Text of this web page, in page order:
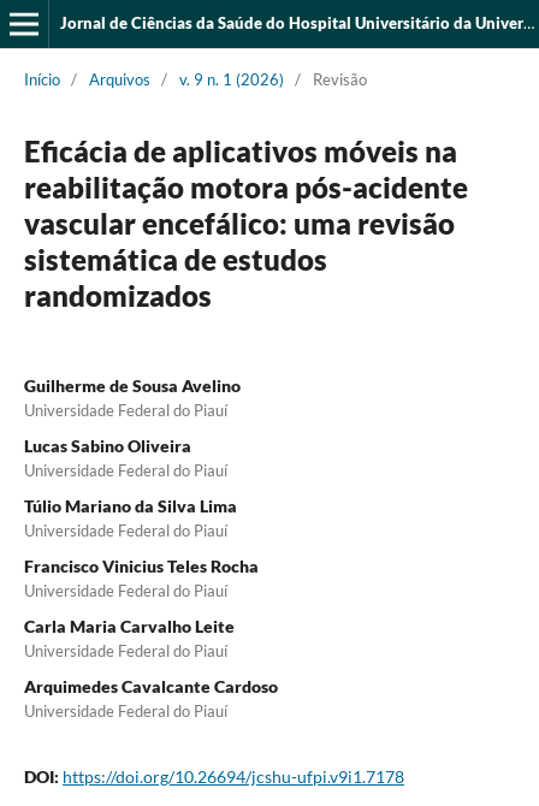
Jornal de Ciências da Saúde do Hospital Universitário da Universidade Federal do Piauí
Início / Arquivos / v. 9 n. 1 (2026) / Revisão
Eficácia de aplicativos móveis na
reabilitação motora pós-acidente
vascular encefálico: uma revisão
sistemática de estudos
randomizados
Guilherme de Sousa Avelino
Universidade Federal do Piauí
Lucas Sabino Oliveira
Universidade Federal do Piauí
Túlio Mariano da Silva Lima
Universidade Federal do Piauí
Francisco Vinicius Teles Rocha
Universidade Federal do Piauí
Carla Maria Carvalho Leite
Universidade Federal do Piauí
Arquimedes Cavalcante Cardoso
Universidade Federal do Piauí
DOI: https://doi.org/10.26694/jcshu-ufpi.v9i1.7178